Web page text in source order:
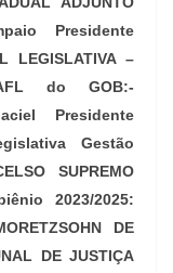
Presidente
LEGISLATIVA –
do GOB:-
Presidente
Gestão
SUPREMO
2023/2025:
DE
DE JUSTIÇA